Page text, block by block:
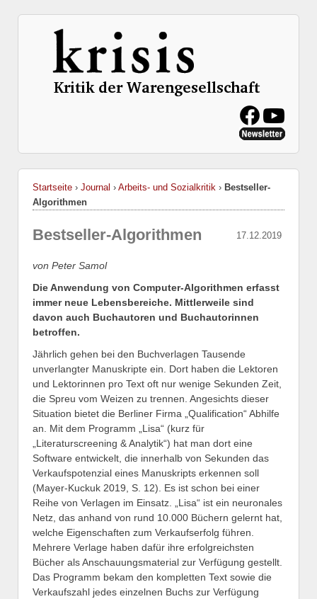
Startseite › Journal › Arbeits- und Sozialkritik › Bestseller-
Algorithmen
17.12.2019
Bestseller-Algorithmen
von Peter Samol
Die Anwendung von Computer-Algorithmen erfasst
immer neue Lebensbereiche. Mittlerweile sind
davon auch Buchautoren und Buchautorinnen
betroffen.
Jährlich gehen bei den Buchverlagen Tausende
unverlangter Manuskripte ein. Dort haben die Lektoren
und Lektorinnen pro Text oft nur wenige Sekunden Zeit,
die Spreu vom Weizen zu trennen. Angesichts dieser
Situation bietet die Berliner Firma „Qualification“ Abhilfe
an. Mit dem Programm „Lisa“ (kurz für
„Literaturscreening & Analytik“) hat man dort eine
Software entwickelt, die innerhalb von Sekunden das
Verkaufspotenzial eines Manuskripts erkennen soll
(Mayer-Kuckuk 2019, S. 12). Es ist schon bei einer
Reihe von Verlagen im Einsatz. „Lisa“ ist ein neuronales
Netz, das anhand von rund 10.000 Büchern gelernt hat,
welche Eigenschaften zum Verkaufserfolg führen.
Mehrere Verlage haben dafür ihre erfolgreichsten
Bücher als Anschauungsmaterial zur Verfügung gestellt.
Das Programm bekam den kompletten Text sowie die
Verkaufszahl jedes einzelnen Buchs zur Verfügung